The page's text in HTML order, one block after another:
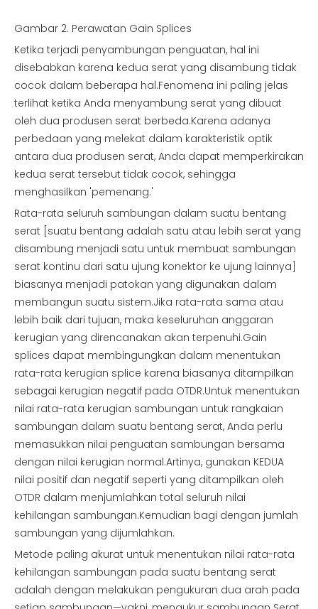
Gambar 2. Perawatan Gain Splices
Ketika terjadi penyambungan penguatan, hal ini
disebabkan karena kedua serat yang disambung tidak
cocok dalam beberapa hal.Fenomena ini paling jelas
terlihat ketika Anda menyambung serat yang dibuat
oleh dua produsen serat berbeda.Karena adanya
perbedaan yang melekat dalam karakteristik optik
antara dua produsen serat, Anda dapat memperkirakan
kedua serat tersebut tidak cocok, sehingga
menghasilkan 'pemenang.'
Rata-rata seluruh sambungan dalam suatu bentang
serat [suatu bentang adalah satu atau lebih serat yang
disambung menjadi satu untuk membuat sambungan
serat kontinu dari satu ujung konektor ke ujung lainnya]
biasanya menjadi patokan yang digunakan dalam
membangun suatu sistem.Jika rata-rata sama atau
lebih baik dari tujuan, maka keseluruhan anggaran
kerugian yang direncanakan akan terpenuhi.Gain
splices dapat membingungkan dalam menentukan
rata-rata kerugian splice karena biasanya ditampilkan
sebagai kerugian negatif pada OTDR.Untuk menentukan
nilai rata-rata kerugian sambungan untuk rangkaian
sambungan dalam suatu bentang serat, Anda perlu
memasukkan nilai penguatan sambungan bersama
dengan nilai kerugian normal.Artinya, gunakan KEDUA
nilai positif dan negatif seperti yang ditampilkan oleh
OTDR dalam menjumlahkan total seluruh nilai
kehilangan sambungan.Kemudian bagi dengan jumlah
sambungan yang dijumlahkan.
Metode paling akurat untuk menentukan nilai rata-rata
kehilangan sambungan pada suatu bentang serat
adalah dengan melakukan pengukuran dua arah pada